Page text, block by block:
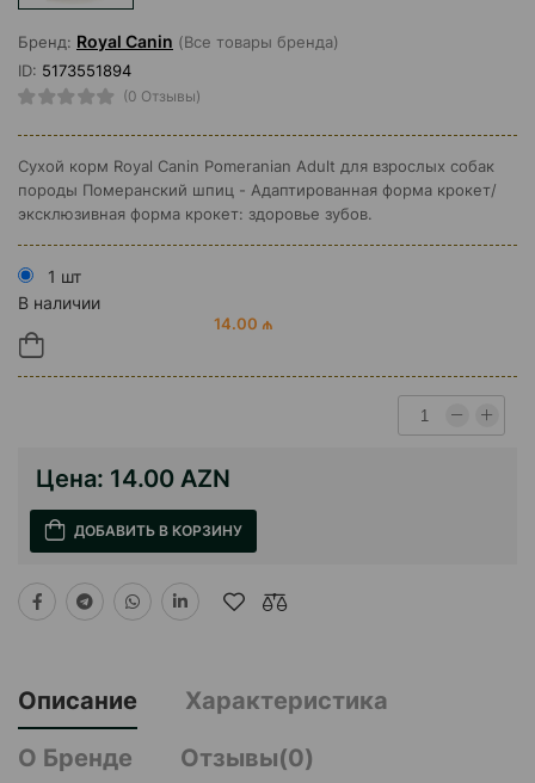
Бренд: Royal Canin (Все товары бренда)
ID: 5173551894
(0 Отзывы)
Сухой корм Royal Canin Pomeranian Adult для взрослых собак
породы Померанский шпиц - Адаптированная форма крокет/
эксклюзивная форма крокет: здоровье зубов.
1 шт
В наличии
14.00 ₼
Цена: 14.00 AZN
ДОБАВИТЬ В КОРЗИНУ
Описание
Характеристика
О Бренде
Отзывы(0)